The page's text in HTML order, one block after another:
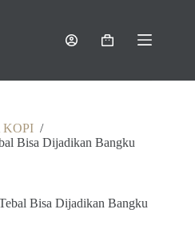
Shopping
KOPI /
Bisa Dijadikan Bangku